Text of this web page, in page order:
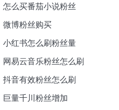
怎么买番茄小说粉丝
微博粉丝购买
小红书怎么刷粉丝量
网易云音乐粉丝怎么刷
抖音有效粉丝怎么刷
巨量千川粉丝增加